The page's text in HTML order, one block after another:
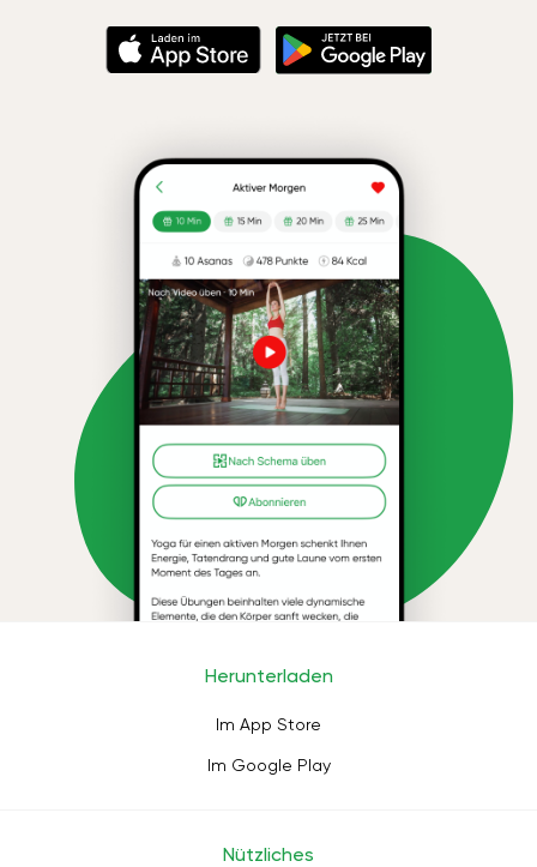
Herunterladen
Im App Store
Im Google Play
Nützliches